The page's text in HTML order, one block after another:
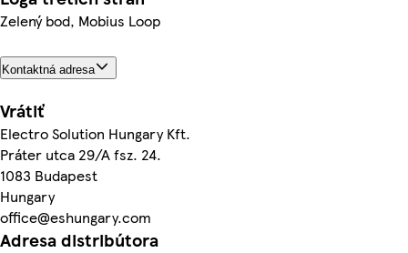
Zelený bod, Mobius Loop
Kontaktná adresa
Vrátiť
Electro Solution Hungary Kft.
Práter utca 29/A fsz. 24.
1083 Budapest
Hungary
office@eshungary.com
Adresa distribútora